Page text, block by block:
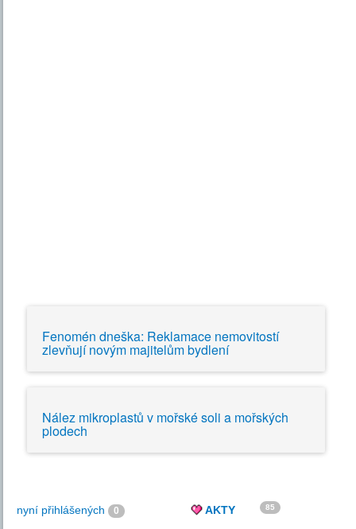
Fenomén dneška: Reklamace nemovitostí
zlevňují novým majitelům bydlení
Nález mikroplastů v mořské soli a mořských
plodech
nyní přihlášených 0 AKTY 85